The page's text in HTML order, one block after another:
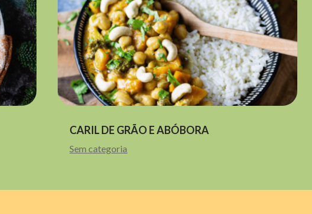
CARIL DE GRÃO E ABÓBORA
Sem categoria